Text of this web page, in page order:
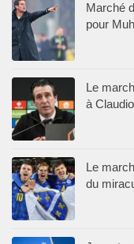
Marché
pour
Le
à
Le
du